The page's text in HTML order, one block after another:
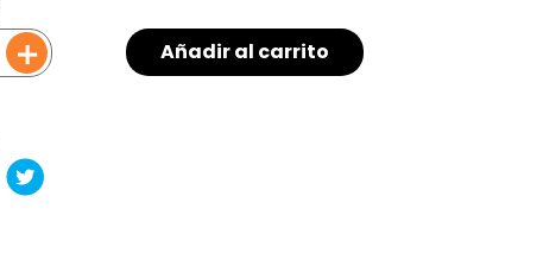
＋ Añadir al carrito